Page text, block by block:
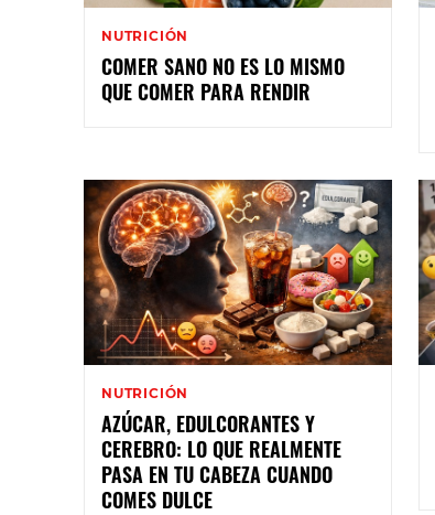
NUTRICIÓN
COMER SANO NO ES LO MISMO
QUE COMER PARA RENDIR
NUTRICIÓN
AZÚCAR, EDULCORANTES Y
CEREBRO: LO QUE REALMENTE
PASA EN TU CABEZA CUANDO
COMES DULCE